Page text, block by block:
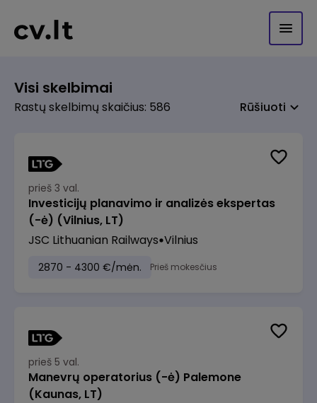
Visi skelbimai
Rastų skelbimų skaičius: 586 Rūšiuoti
prieš 3 val.
Investicijų planavimo ir analizės ekspertas
(-ė) (Vilnius, LT)
JSC Lithuanian Railways Vilnius
2870 - 4300 €/mėn. Prieš mokesčius
prieš 5 val.
Manevrų operatorius (-ė) Palemone
(Kaunas, LT)